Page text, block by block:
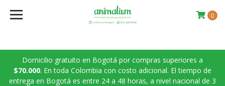
Domicilio gratuito en Bogotá por compras superiores a
$70.000. En toda Colombia con costo adicional. El tiempo de
entrega en Bogotá es entre 24 a 48 horas, a nivel nacional de 3
0